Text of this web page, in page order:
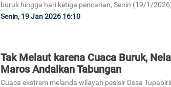
buruk hingga hari ketiga pencarian, Senin (19/1/
Senin, 19 Jan 2026 16:10
Tak Melaut karena Cuaca Buruk,
Maros Andalkan Tabungan
Cuaca ekstrem melanda wilayah pesisir Desa